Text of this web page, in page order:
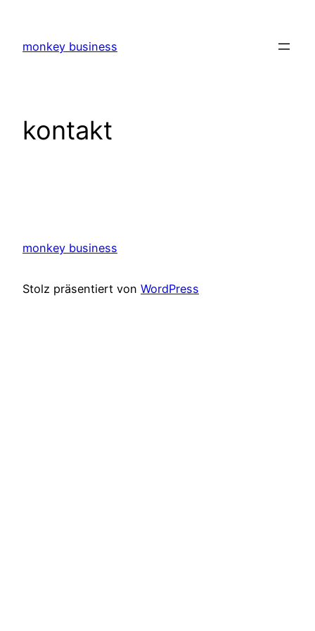
springen
monkey business
kontakt
monkey business
Stolz präsentiert von WordPress